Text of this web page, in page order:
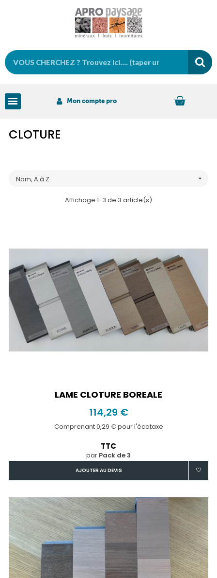
Mon compte pro
CLOTURE
Nom, A à Z 
Affichage 1-3 de 3 article(s)
LAME CLOTURE BOREALE
114,29 €
Comprenant 0,29 € pour l'écotaxe
TTC
par Pack de 3
AJOUTER AU DEVIS